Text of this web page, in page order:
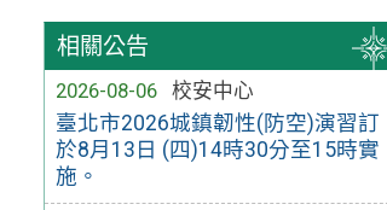
相關公告
2026-08-06
校安中心
臺北市2026城鎮韌性(防空)演習訂
於8月13日 (四)14時30分至15時實
施。